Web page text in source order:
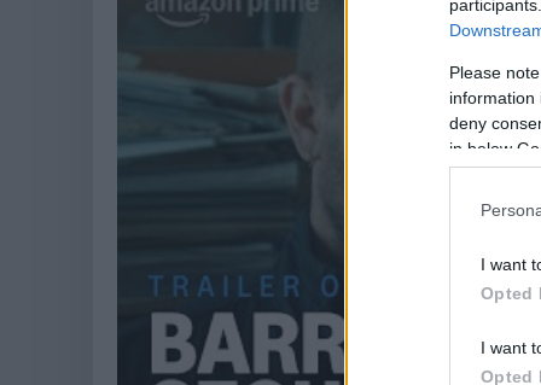
Please
information
deny
in below
I want
Opted
I want
Opted